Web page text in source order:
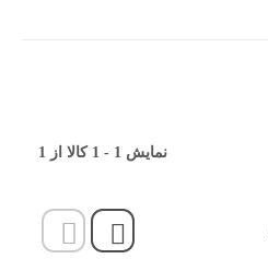
نمایش 1
-
1 کالا از 1